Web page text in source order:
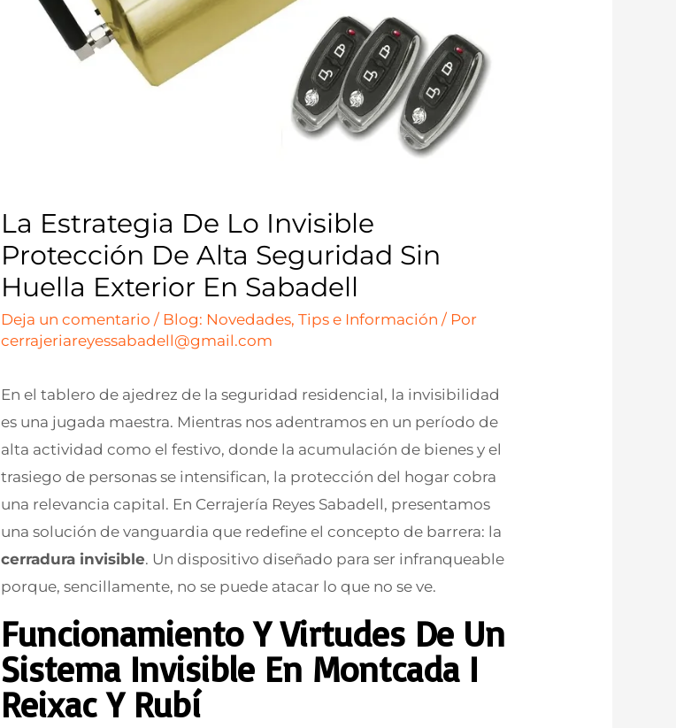
La Estrategia De Lo Invisible
Protección De Alta Seguridad Sin
Huella Exterior En Sabadell
Deja un comentario / Blog: Novedades, Tips e Información / Por
cerrajeriareyessabadell@gmail.com
En el tablero de ajedrez de la seguridad residencial, la invisibilidad
es una jugada maestra. Mientras nos adentramos en un período de
alta actividad como el festivo, donde la acumulación de bienes y el
trasiego de personas se intensifican, la protección del hogar cobra
una relevancia capital. En Cerrajería Reyes Sabadell, presentamos
una solución de vanguardia que redefine el concepto de barrera: la
cerradura invisible. Un dispositivo diseñado para ser infranqueable
porque, sencillamente, no se puede atacar lo que no se ve.
Funcionamiento Y Virtudes De Un
Sistema Invisible En Montcada I
Reixac Y Rubí